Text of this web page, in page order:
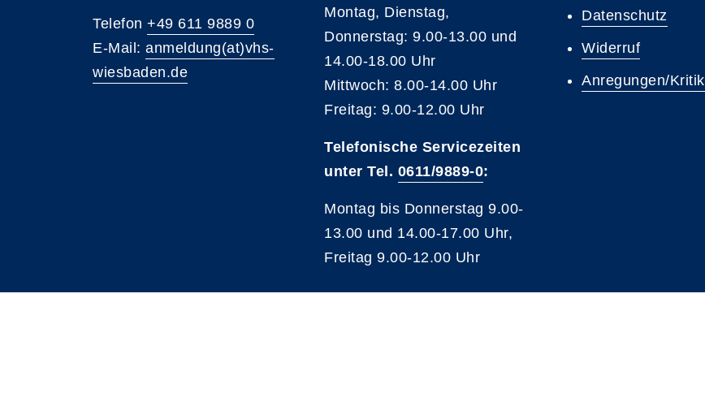
Telefon +49 611 9889 0
E-Mail: anmeldung(at)vhs-
wiesbaden.de
Montag, Dienstag,
Donnerstag: 9.00-13.00 und
14.00-18.00 Uhr
Mittwoch: 8.00-14.00 Uhr
Freitag: 9.00-12.00 Uhr
Telefonische Servicezeiten
unter Tel. 0611/9889-0:
Montag bis Donnerstag 9.00-
13.00 und 14.00-17.00 Uhr,
Freitag 9.00-12.00 Uhr
Datenschutz
Widerruf
Anregungen/Kritik